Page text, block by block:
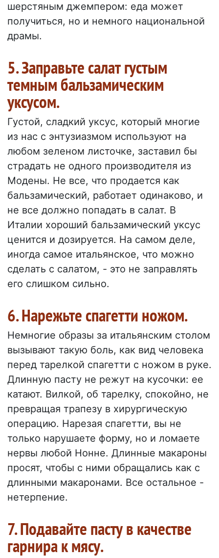
шерстяным джемпером: еда может
получиться, но и немного национальной
драмы.
5. Заправьте салат густым
темным бальзамическим
уксусом.
Густой, сладкий уксус, который многие
из нас с энтузиазмом используют на
любом зеленом листочке, заставил бы
страдать не одного производителя из
Модены. Не все, что продается как
бальзамический, работает одинаково, и
не все должно попадать в салат. В
Италии хороший бальзамический уксус
ценится и дозируется. На самом деле,
иногда самое итальянское, что можно
сделать с салатом, - это не заправлять
его слишком сильно.
6. Нарежьте спагетти ножом.
Немногие образы за итальянским столом
вызывают такую боль, как вид человека
перед тарелкой спагетти с ножом в руке.
Длинную пасту не режут на кусочки: ее
катают. Вилкой, об тарелку, спокойно, не
превращая трапезу в хирургическую
операцию. Нарезая спагетти, вы не
только нарушаете форму, но и ломаете
нервы любой Нонне. Длинные макароны
просят, чтобы с ними обращались как с
длинными макаронами. Все остальное -
нетерпение.
7. Подавайте пасту в качестве
гарнира к мясу.